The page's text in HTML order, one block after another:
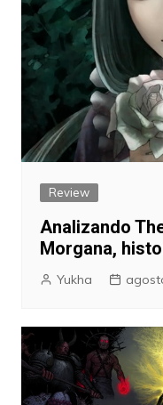
Review
Analizando
Morgana,
Yukha